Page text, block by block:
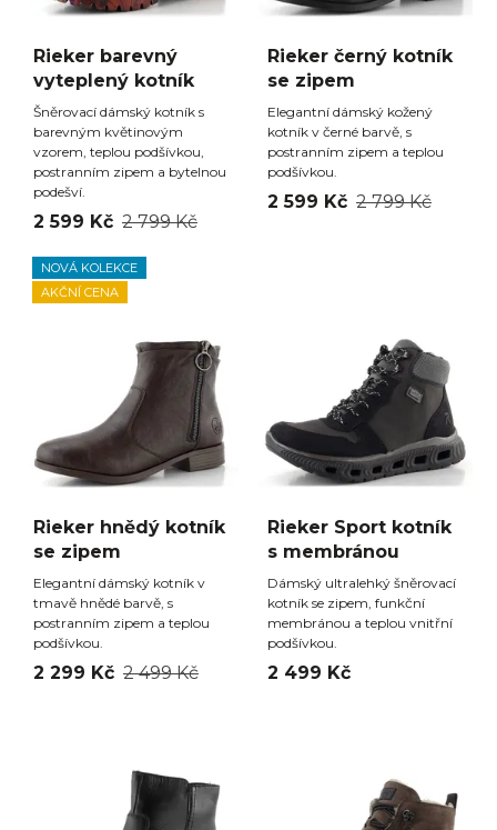
Rieker barevný
vyteplený kotník
Šněrovací dámský kotník s
barevným květinovým
vzorem, teplou podšívkou,
postranním zipem a bytelnou
podešví.
2 599 Kč 2 799 Kč
Rieker černý kotník
se zipem
Elegantní dámský kožený
kotník v černé barvě, s
postranním zipem a teplou
podšívkou.
2 599 Kč 2 799 Kč
NOVÁ KOLEKCE
AKČNÍ CENA
Rieker hnědý kotník
se zipem
Elegantní dámský kotník v
tmavě hnědé barvě, s
postranním zipem a teplou
podšívkou.
2 299 Kč 2 499 Kč
Rieker Sport kotník
s membránou
Dámský ultralehký šněrovací
kotník se zipem, funkční
membránou a teplou vnitřní
podšívkou.
2 499 Kč